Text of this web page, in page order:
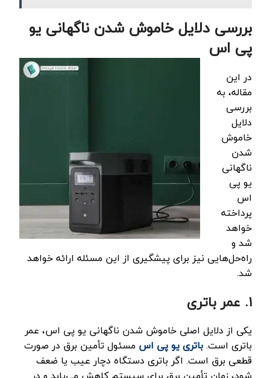
بررسی دلایل خاموش شدن ناگهانی یو
پی اس
در این
مقاله، به
بررسی
دلایل
خاموش
شدن
ناگهانی
یو پی
اس
پرداخته
خواهد
شد و
راه‌حل‌هایی نیز برای پیشگیری از این مسئله ارائه خواهد
شد.
۱. عمر باتری
یکی از دلایل اصلی خاموش شدن ناگهانی یو پی اس، عمر
باتری است.باتری یو پی اس مسئول تأمین برق در صورت
قطعی برق است. اگر باتری دستگاه دچار عیب یا ضعف